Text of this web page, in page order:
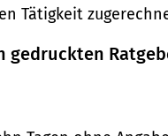
Tätigkeit
gedruckten